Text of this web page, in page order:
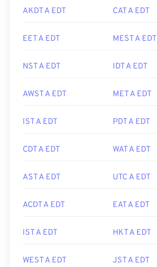
AKDT A EDT CAT A EDT
EET A EDT MEST A EDT
NST A EDT IDT A EDT
AWST A EDT MET A EDT
IST A EDT PDT A EDT
CDT A EDT WAT A EDT
AST A EDT UTC A EDT
ACDT A EDT EAT A EDT
IST A EDT HKT A EDT
WEST A EDT JST A EDT